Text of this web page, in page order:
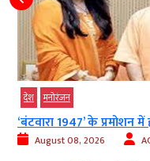
प्रमोशन में हादसा, युवक के...
AGNIBAN